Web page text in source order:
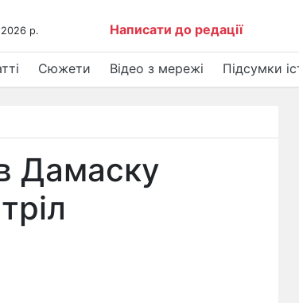
р. Написати до редації
Сюжети Відео з мережі Підсумки
Дамаску